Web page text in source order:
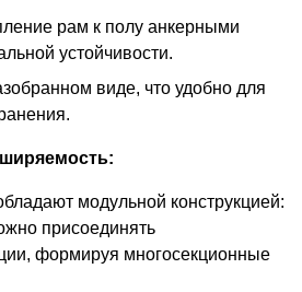
рам к полу анкерными
устойчивости.
виде, что удобно для
модульной конструкцией:
присоединять
формируя многосекционные